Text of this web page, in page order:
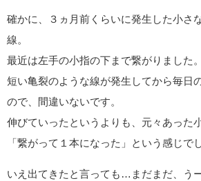
確かに、３ヵ月前くらいに発生した小さ
線。
最近は左手の小指の下まで繋がりました。
短い亀裂のような線が発生してから毎日
ので、間違いないです。
伸びていったというよりも、元々あった
「繋がって１本になった」という感じで
いえ出てきたと言っても…まだまだ、う